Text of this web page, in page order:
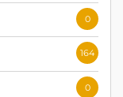
0
164
0